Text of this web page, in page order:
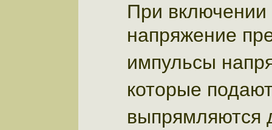
При включении
напряжение
импульсы
которые
выпрямляются